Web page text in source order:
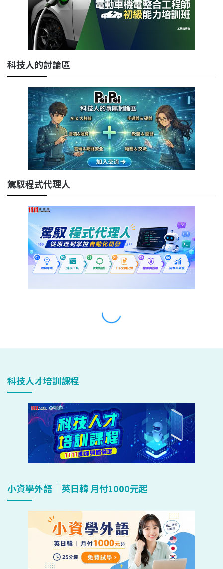
科技人才培訓課程
小資學外語｜英日韓 月付1000元起